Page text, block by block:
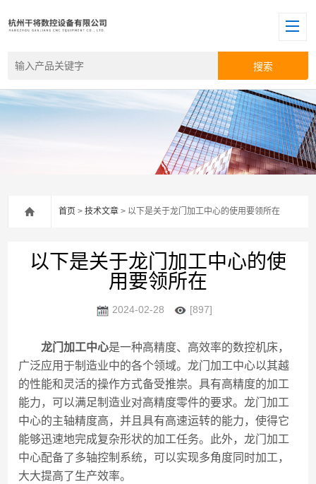
首页 >技术文章 > 以下是关于龙门加工中心的使用要领所在
以下是关于龙门加工中心的使
用要领所在
2024-02-28 [897]
龙门加工中心是一种高精度、高效率的数控机床，
广泛应用于制造业中的各个领域。龙门加工中心以其越
的性能和灵活的操作方式备受推崇。具有高精度的加工
能力，可以满足制造业对高精度零件的要求。龙门加工
中心的主轴精度高，并且具有高速运转的能力，使得它
能够迅速地完成复杂形状的加工任务。此外，龙门加工
中心配备了多轴控制系统，可以实现多角度同时加工，
大大提高了生产效率。